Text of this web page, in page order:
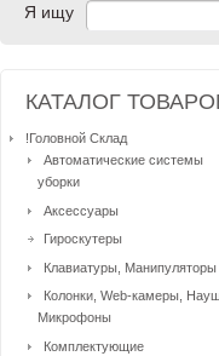
Я ищу
КАТАЛОГ
!Головной Склад
Автоматические системы
уборки
Аксессуары
Гироскутеры
Клавиатуры, Манипуляторы
Колонки, Web-камеры,
Микрофоны
Комплектующие